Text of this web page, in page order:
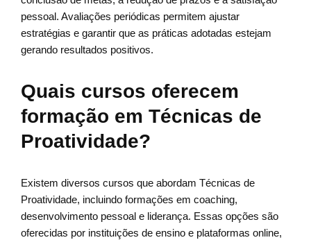
pessoal. Avaliações periódicas permitem ajustar
estratégias e garantir que as práticas adotadas estejam
gerando resultados positivos.
Quais cursos oferecem
formação em Técnicas de
Proatividade?
Existem diversos cursos que abordam Técnicas de
Proatividade, incluindo formações em coaching,
desenvolvimento pessoal e liderança. Essas opções são
oferecidas por instituições de ensino e plataformas online,